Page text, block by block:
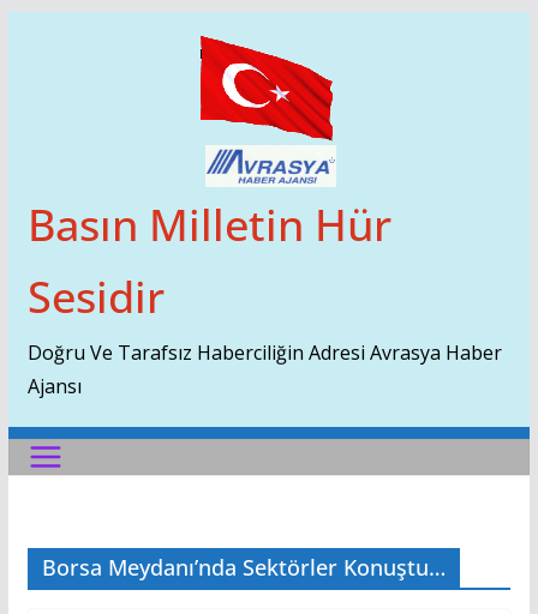
Basın Milletin Hür
Sesidir
Doğru Ve Tarafsız Haberciliğin Adresi Avrasya Haber
Ajansı
Borsa Meydanı’nda Sektörler Konuştu…